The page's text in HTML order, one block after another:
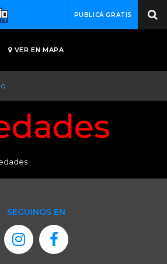
PUBLICÁ GRATIS
VER EN MAPA
SEGUINOS EN